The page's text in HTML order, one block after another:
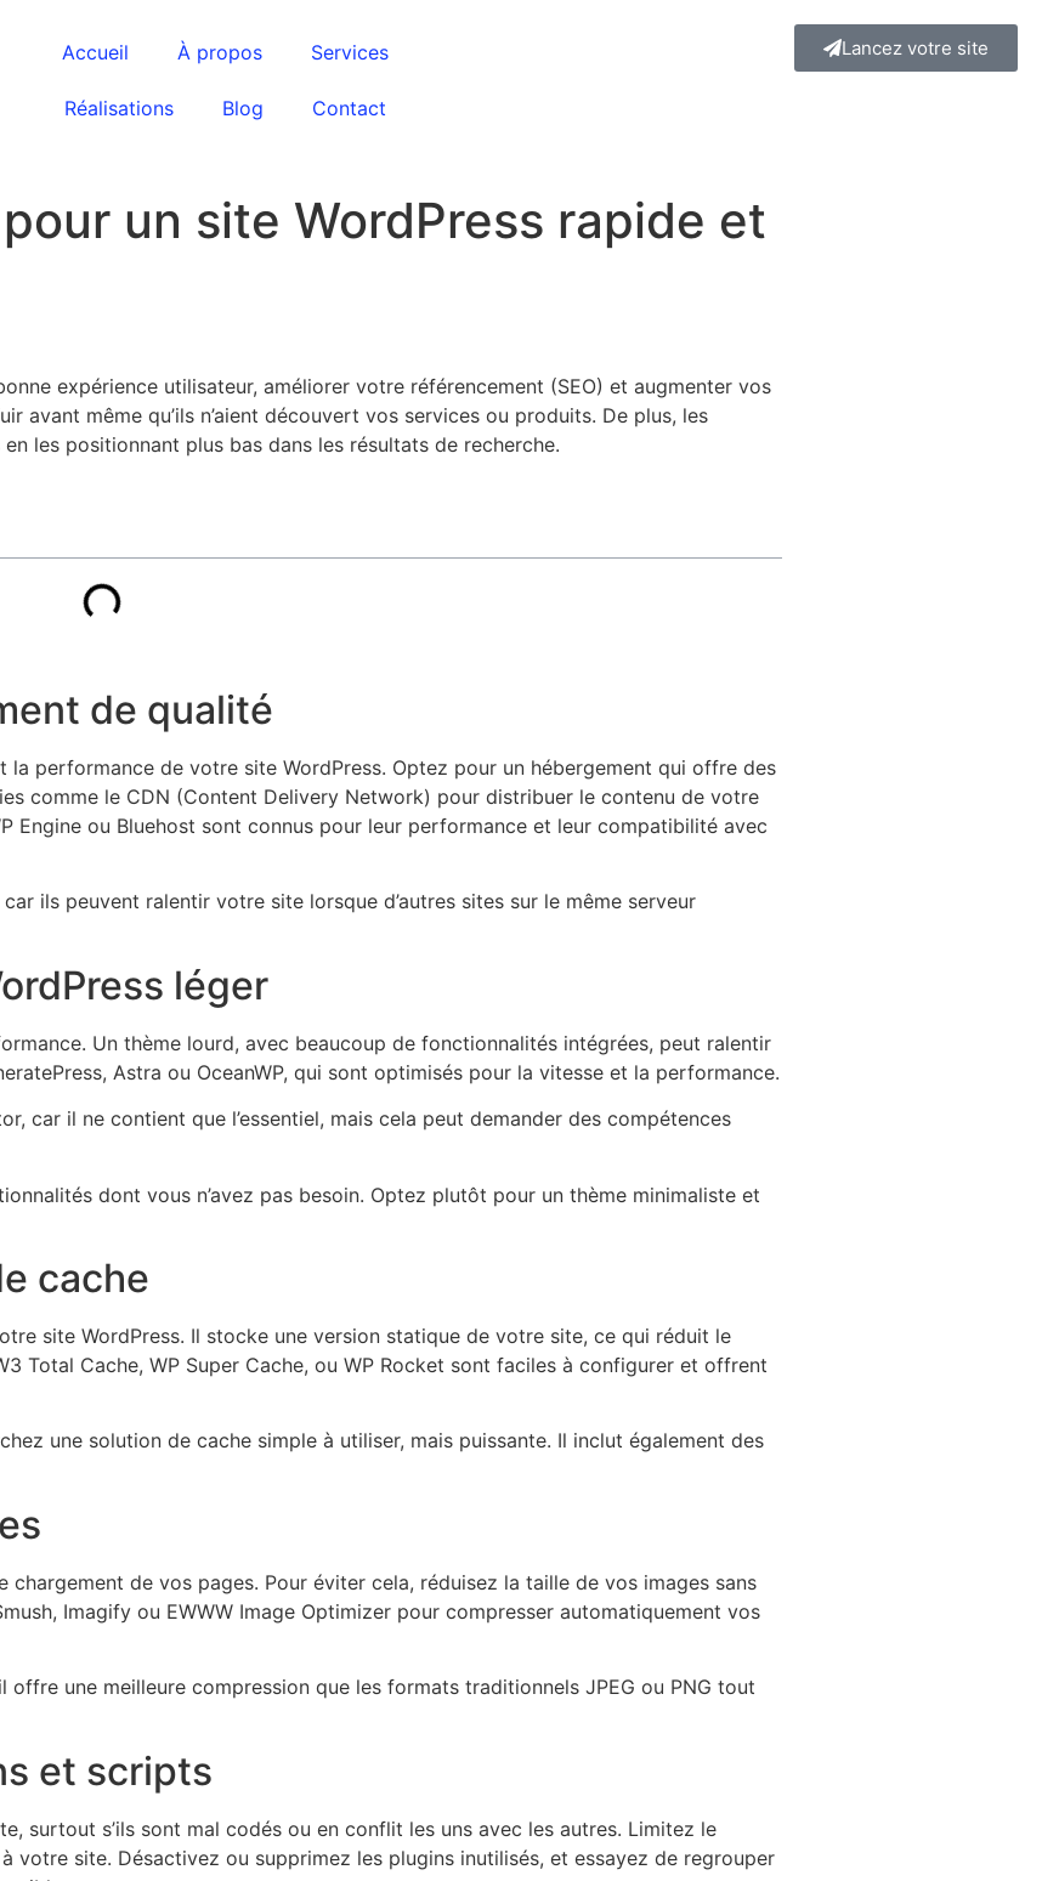
Accueil À propos Services
Réalisations Blog Contact
Lancez votre site
un site WordPress rapide et
expérience utilisateur, améliorer votre référencement (SEO) et augmenter vos
même qu’ils n’aient découvert vos services ou produits. De plus, les
les positionnant plus bas dans les résultats de recherche.
de qualité
performance de votre site WordPress. Optez pour un hébergement qui offre des
comme le CDN (Content Delivery Network) pour distribuer le contenu de votre
Engine ou Bluehost sont connus pour leur performance et leur compatibilité avec
ils peuvent ralentir votre site lorsque d’autres sites sur le même serveur
léger
Un thème lourd, avec beaucoup de fonctionnalités intégrées, peut ralentir
Astra ou OceanWP, qui sont optimisés pour la vitesse et la performance.
car il ne contient que l’essentiel, mais cela peut demander des compétences
dont vous n’avez pas besoin. Optez plutôt pour un thème minimaliste et
cache
site WordPress. Il stocke une version statique de votre site, ce qui réduit le
Total Cache, WP Super Cache, ou WP Rocket sont faciles à configurer et offrent
une solution de cache simple à utiliser, mais puissante. Il inclut également des
de vos pages. Pour éviter cela, réduisez la taille de vos images sans
Imagify ou EWWW Image Optimizer pour compresser automatiquement vos
une meilleure compression que les formats traditionnels JPEG ou PNG tout
et scripts
surtout s’ils sont mal codés ou en conflit les uns avec les autres. Limitez le
votre site. Désactivez ou supprimez les plugins inutilisés, et essayez de regrouper